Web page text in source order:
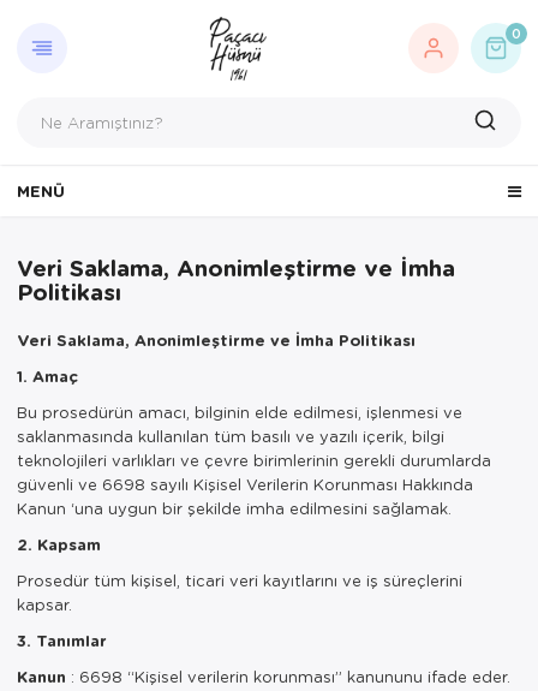
0
MENÜ
Veri Saklama, Anonimleştirme ve İmha
Politikası
Veri Saklama, Anonimleştirme ve İmha Politikası
1. Amaç
Bu prosedürün amacı, bilginin elde edilmesi, işlenmesi ve
saklanmasında kullanılan tüm basılı ve yazılı içerik, bilgi
teknolojileri varlıkları ve çevre birimlerinin gerekli durumlarda
güvenli ve 6698 sayılı Kişisel Verilerin Korunması Hakkında
Kanun ‘una uygun bir şekilde imha edilmesini sağlamak.
2. Kapsam
Prosedür tüm kişisel, ticari veri kayıtlarını ve iş süreçlerini
kapsar.
3. Tanımlar
Kanun : 6698 “Kişisel verilerin korunması” kanununu ifade eder.